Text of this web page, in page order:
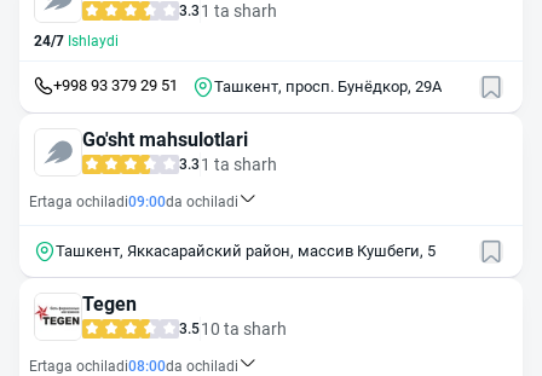
3.3 1 ta sharh
24/7 Ishlaydi
+998 93 379 29 51 Ташкент, просп. Бунёдкор, 29А
Go'sht mahsulotlari
3.3 1 ta sharh
Ertaga ochiladi09:00da ochiladi
Ташкент, Яккасарайский район, массив Кушбеги, 5
Tegen
3.510 ta sharh
Ertaga ochiladi08:00da ochiladi